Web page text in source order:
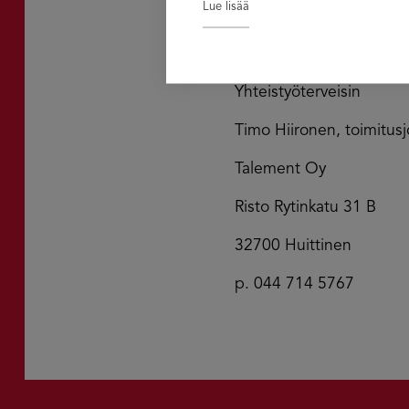
osoitteeseen
Yhteistyöterveisin
Timo Hiironen,
Talement Oy
Risto Rytinkatu 31 B
32700 Huittinen
p. 044 714 5767
Lue lisää